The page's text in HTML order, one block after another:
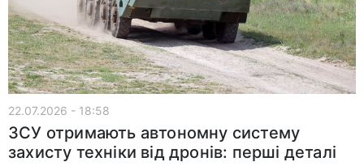
22.07.2026 - 18:58
ЗСУ отримають автономну систему
захисту техніки від дронів: перші деталі